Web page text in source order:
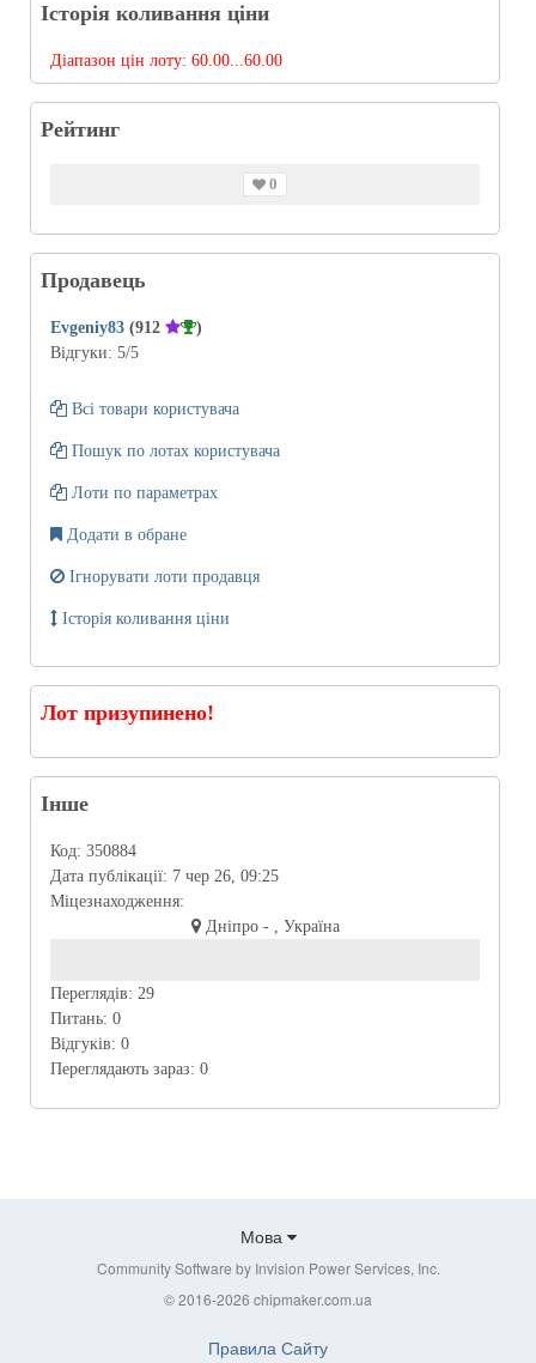
Історія коливання ціни
Діапазон цін лоту: 60.00...60.00
Рейтинг
0
Продавець
Evgeniy83 (912
)
Відгуки: 5/5
Всі товари користувача
Пошук по лотах користувача
Лоти по параметрах
Додати в обране
Ігнорувати лоти продавця
Історія коливання ціни
Лот призупинено!
Інше
Код: 350884
Дата публікації: 7 чер 26, 09:25
Міцезнаходження:
Дніпро - , Україна
Переглядів: 29
Питань: 0
Відгуків: 0
Переглядають зараз: 0
Мова
Community Software by Invision Power Services, Inc.
© 2016-2026 chipmaker.com.ua
Правила Сайту